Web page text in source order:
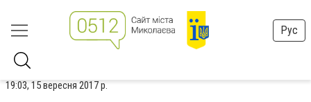
Рус
19:03, 15 вересня 2017 р.